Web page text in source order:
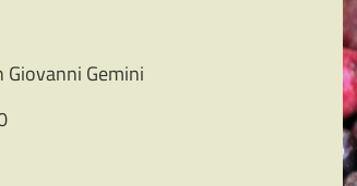
Giovanni Gemini